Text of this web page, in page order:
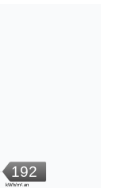
192
kWh/m².an